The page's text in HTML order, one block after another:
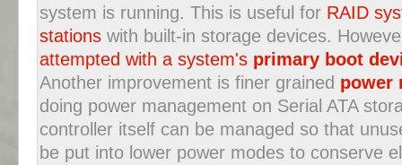
system is running. This is useful for RAID
stations with built-in storage devices.
attempted with a system's primary boot
Another improvement is finer grained power
doing power management on Serial ATA
controller itself can be managed so that
be put into lower power modes to conserve